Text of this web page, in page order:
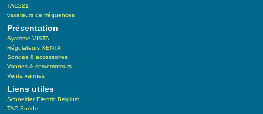
TAC221
variateurs de fréquences
Présentation
Système VISTA
Régulateurs XENTA
Sondes & accessoires
Vannes & servomoteurs
Venta vannes
Liens utiles
Schneider Electric Belgium
TAC Suède